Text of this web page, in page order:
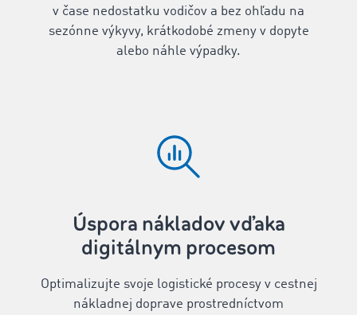
v čase nedostatku vodičov a bez ohľadu na
sezónne výkyvy, krátkodobé zmeny v dopyte
alebo náhle výpadky.
Úspora nákladov vďaka
digitálnym procesom
Optimalizujte svoje logistické procesy v cestnej
nákladnej doprave prostredníctvom